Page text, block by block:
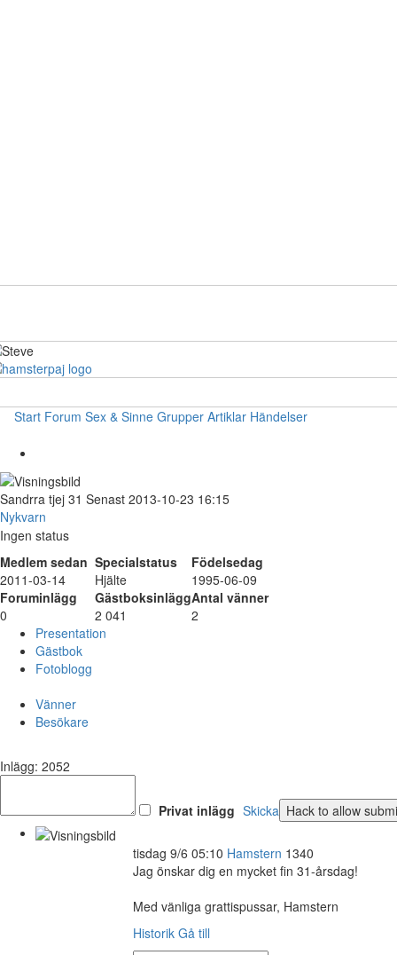
Start Forum Sex & Sinne Grupper Artiklar Händelser
Sandrra tjej 31 Senast 2013-10-23 16:15
Nykvarn
Ingen status
Medlem sedan Specialstatus
Födelsedag
2011-03-14
Hjälte
1995-06-09
Foruminlägg
GästboksinläggAntal vänner
0
2 041
2
Presentation
Gästbok
Fotoblogg
Vänner
Besökare
Inlägg: 2052
Privat inlägg Skicka
tisdag 9/6 05:10 Hamstern 1340
Jag önskar dig en mycket fin 31-årsdag!
Med vänliga grattispussar, Hamstern
Historik Gå till